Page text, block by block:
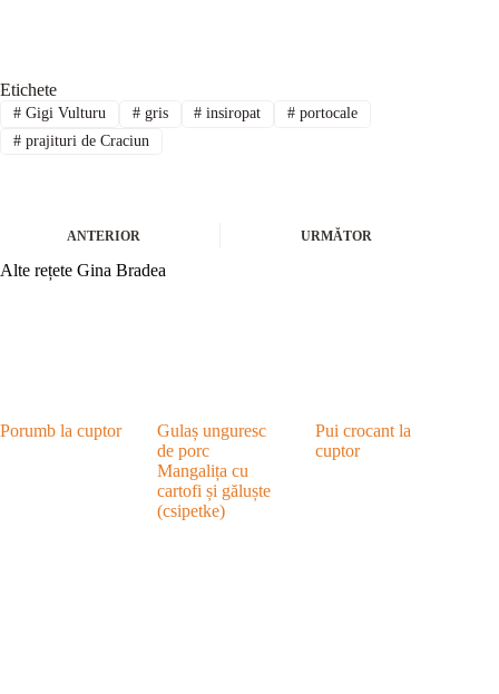
Etichete
#Gigi Vulturu #gris # insiropat # portocale
#prajituri de Craciun
ANTERIOR URMĂTOR
Alte rețete Gina Bradea
Porumb la cuptor
Gulaș unguresc
de porc
Mangalița cu
cartofi și găluște
(csipetke)
Pui crocant la
cuptor